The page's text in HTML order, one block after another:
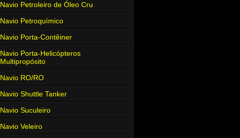
Navio Petroleiro de Óleo Cru
Navio Petroquímico
Navio Porta-Contêiner
Navio Porta-Helicópteros
Multipropósito
Navio RO/RO
Navio Shuttle Tanker
Navio Suculeiro
Navio Veleiro